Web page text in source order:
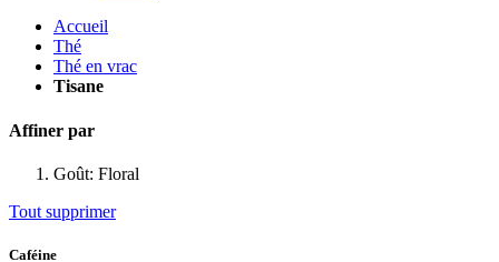
Accueil
Thé
Thé en vrac
Tisane
Affiner par
Goût: Floral
Tout supprimer
Caféine